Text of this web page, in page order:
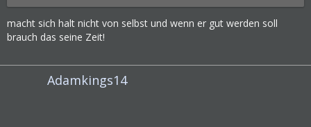
macht sich halt nicht von selbst und wenn er gut werden soll
brauch das seine Zeit!
Adamkings14